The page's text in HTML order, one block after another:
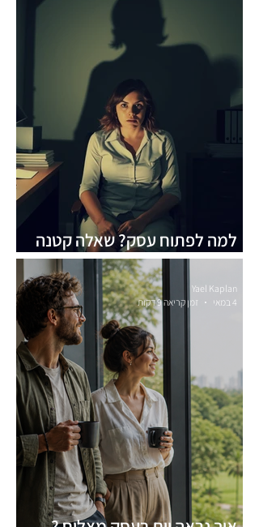
למה לפתוח עסק? שאלה קטנה
שהורגת עסקים קטנים וגדולים
Yael Kaplan
4 במאי
זמן קריאה 9 דקות